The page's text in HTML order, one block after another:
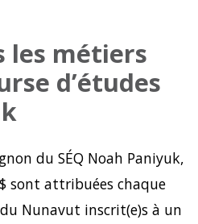
les métiers
d’études
du SÉQ Noah Paniyuk,
sont attribuées chaque
Nunavut inscrit(e)s à un